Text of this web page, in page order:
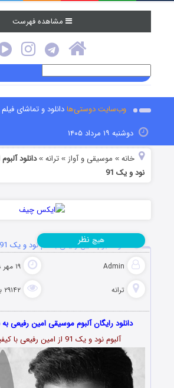
مشاهده فهرست
وب‌سایت دوستی‌هادانلود و تماشای فیلم
دوشنبه ۱۹ مرداد ۱۴۰۵
خانه » موسیقی و آواز »ترانه »دانلود
نود و یک 91
دانلود آلبوم امین رفیعی به نام نود و یک 91
Admin ۱۹ مهر ۱۳۹۸
ترانه ۲۹۱۴۲ بازدید
هیچ نظر
دانلود رایگان آلبوم موسیقی امین رفیعی به
آلبوم نود و یک 91 از امین رفیعی با کیفیت اورجینال